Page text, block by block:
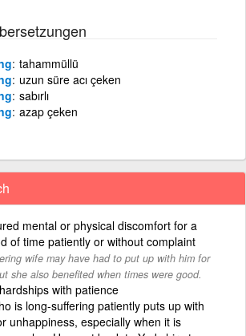
tahammüllü
uzun süre acı çeken
sabırlı
azap çeken
mental or physical discomfort for a
of time patiently or without complaint
wife may have had to put up with him for
she also benefited when times were good.
with patience
is long-suffering patiently puts up with
unhappiness, especially when it is